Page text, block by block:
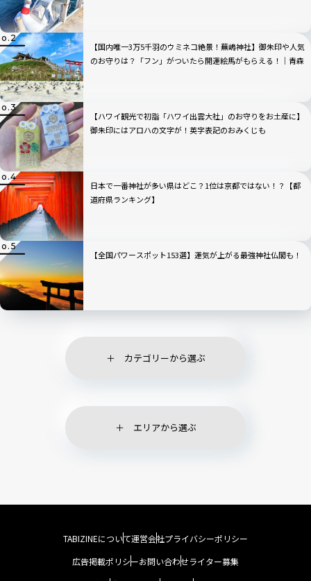
【国内唯一3万5千羽のウミネコ絶景！蕪嶋神社】御朱印や人気
のお守りは？「フン」がついたら開運絵馬がもらえる！｜青森
【ハワイ観光で初詣「ハワイ出雲大社」のお守りをお土産に】
御朱印にはアロハの文字が！英字表記のおみくじも
日本で一番神社が多い県はどこ？1位は京都ではない！？【都
道府県ランキング】
【全国パワースポット153選】運気が上がる最強神社仏閣も！
カテゴリーから選ぶ
エリアから選ぶ
TABIZINEについて運営会社プライバシーポリシー
広告掲載ポリシーお問い合わせライター募集